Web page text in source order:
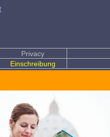
Privacy
Einschreibung